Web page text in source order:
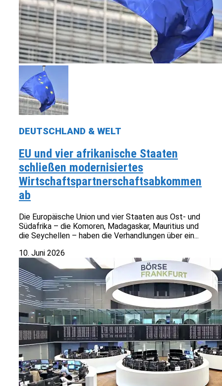
DEUTSCHLAND & WELT
EU und vier afrikanische Staaten
schließen modernisiertes
Wirtschaftspartnerschaftsabkommen
ab
Die Europäische Union und vier Staaten aus Ost- und
Südafrika – die Komoren, Madagaskar, Mauritius und
die Seychellen – haben die Verhandlungen über ein...
10. Juni 2026